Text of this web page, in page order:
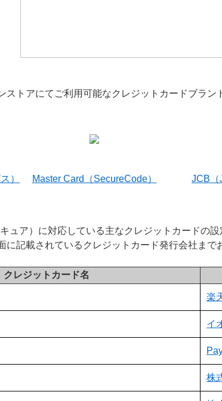
ストアにてご利用可能なクレジットカードブラン
） Master Card（SecureCode） JCB（
ュア）に対応している主なクレジットカードの
に記載されているクレジットカード発行会社まで
クレジットカード名
楽
イ
株